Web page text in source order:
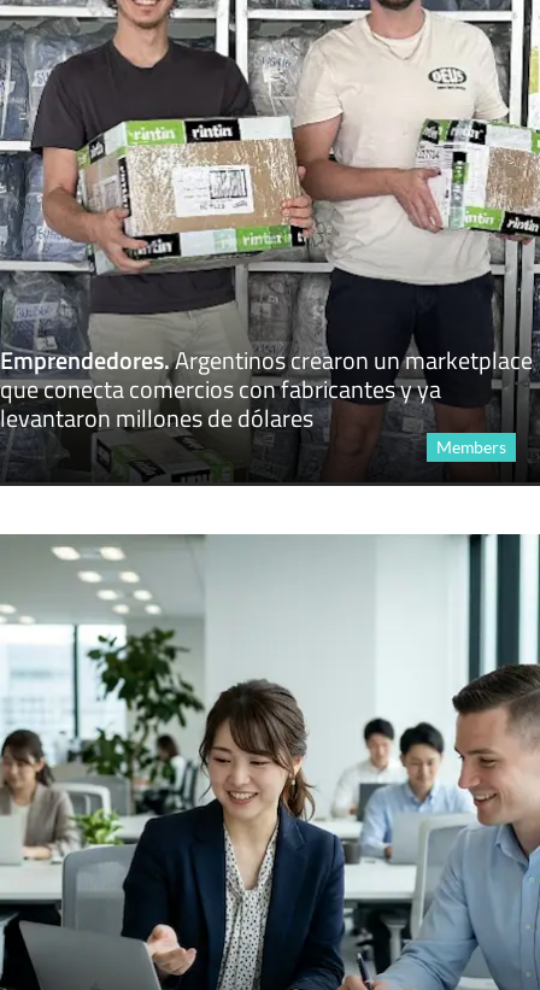
Emprendedores.Argentinos crearon un marketplace
que conecta comercios con fabricantes y ya
levantaron millones de dólares
Members